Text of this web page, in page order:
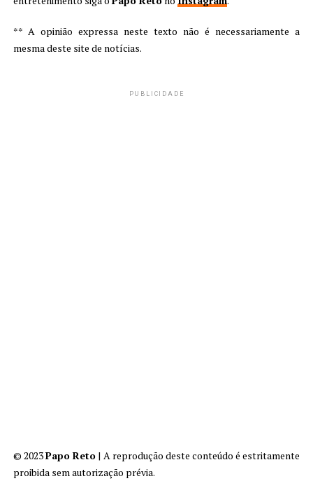
** A opinião expressa neste texto não é necessariamente a
mesma deste site de notícias.
PUBLICIDADE
© 2023Papo Reto | A reprodução deste conteúdo é estritamente
proibida sem autorização prévia.